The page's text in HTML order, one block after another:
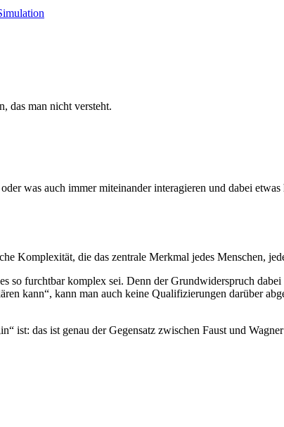
das man nicht versteht.
was auch immer miteinander interagieren und dabei
Komplexität, die das zentrale Merkmal jedes Menschen,
so furchtbar komplex sei. Denn der Grundwiderspruch
kann“, kann man auch keine Qualifizierungen darüber
ist: das ist genau der Gegensatz zwischen Faust und